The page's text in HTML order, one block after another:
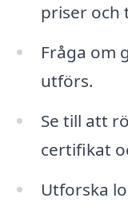
priser och
Fråga om
utförs.
Se till att
certifikat
Utforska